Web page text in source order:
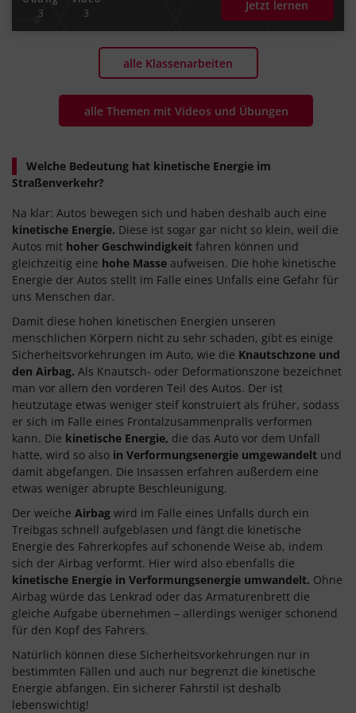
3
3
Jetzt lernen
alle Klassenarbeiten
alle Themen mit Videos und Übungen
Welche Bedeutung hat kinetische Energie im
Straßenverkehr?
Na klar: Autos bewegen sich und haben deshalb auch eine
kinetische Energie. Diese ist sogar gar nicht so klein, weil die
Autos mit hoher Geschwindigkeit fahren können und
gleichzeitig eine hohe Masse aufweisen. Die hohe kinetische
Energie der Autos stellt im Falle eines Unfalls eine Gefahr für
uns Menschen dar.
Damit diese hohen kinetischen Energien unseren
menschlichen Körpern nicht zu sehr schaden, gibt es einige
Sicherheitsvorkehrungen im Auto, wie die Knautschzone und
den Airbag. Als Knautsch- oder Deformationszone bezeichnet
man vor allem den vorderen Teil des Autos. Der ist
heutzutage etwas weniger steif konstruiert als früher, sodass
er sich im Falle eines Frontalzusammenpralls verformen
kann. Die kinetische Energie, die das Auto vor dem Unfall
hatte, wird so also in Verformungsenergie umgewandelt und
damit abgefangen. Die Insassen erfahren außerdem eine
etwas weniger abrupte Beschleunigung.
Der weiche Airbag wird im Falle eines Unfalls durch ein
Treibgas schnell aufgeblasen und fängt die kinetische
Energie des Fahrerkopfes auf schonende Weise ab, indem
sich der Airbag verformt. Hier wird also ebenfalls die
kinetische Energie in Verformungsenergie umwandelt. Ohne
Airbag würde das Lenkrad oder das Armaturenbrett die
gleiche Aufgabe übernehmen – allerdings weniger schonend
für den Kopf des Fahrers.
Natürlich können diese Sicherheitsvorkehrungen nur in
bestimmten Fällen und auch nur begrenzt die kinetische
Energie abfangen. Ein sicherer Fahrstil ist deshalb
lebenswichtig!